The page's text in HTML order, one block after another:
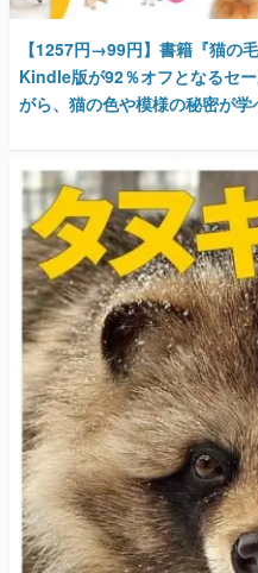
【1257円→99円】書籍『猫の
Kindle版が92％オフとなるセ
がら、猫の色や模様の秘密が学